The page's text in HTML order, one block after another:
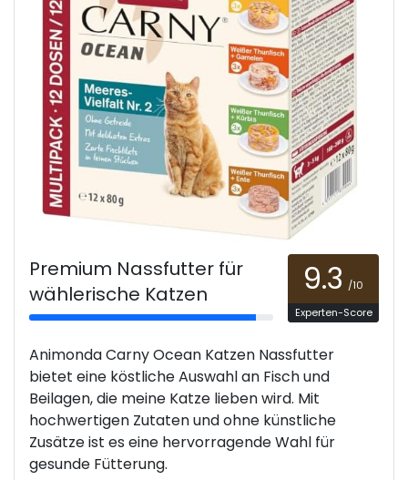
Premium Nassfutter für
wählerische Katzen
9.3 /10
Experten-Score
Animonda Carny Ocean Katzen Nassfutter
bietet eine köstliche Auswahl an Fisch und
Beilagen, die meine Katze lieben wird. Mit
hochwertigen Zutaten und ohne künstliche
Zusätze ist es eine hervorragende Wahl für
gesunde Fütterung.